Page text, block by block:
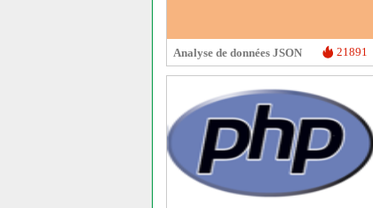
Analyse de données JSON 21891